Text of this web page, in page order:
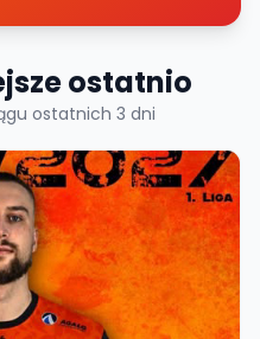
ostatnio
ostatnich 3 dni